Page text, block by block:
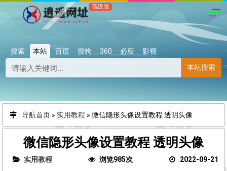
搜索 本站 百度 搜狗 360 必应
影视
本站搜索
导航首页 » 实用教程 » 微信隐形头像设置教程 透明头像
微信隐形头像设置教程 透明头像
实用教程 浏览985次 2022-09-21